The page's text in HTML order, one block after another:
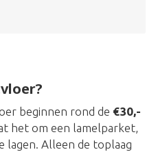
beginnen rond de €30,-
het om een lamelparket,
lagen. Alleen de toplaag